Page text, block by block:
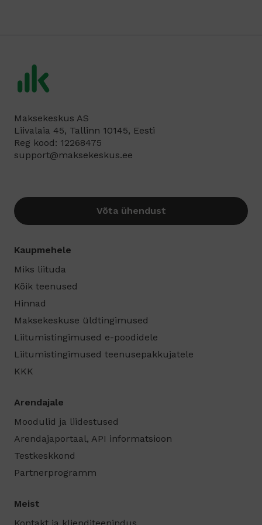
Maksekeskus AS
Liivalaia 45, Tallinn 10145, Eesti
Reg kood: 12268475
support@maksekeskus.ee
Võta ühendust
Kaupmehele
Miks liituda
Kõik teenused
Hinnad
Maksekeskuse üldtingimused
Liitumistingimused e-poodidele
Liitumistingimused teenusepakkujatele
KKK
Arendajale
Moodulid ja liidestused
Arendajaportaal, API informatsioon
Testkeskkond
Partnerprogramm
Meist